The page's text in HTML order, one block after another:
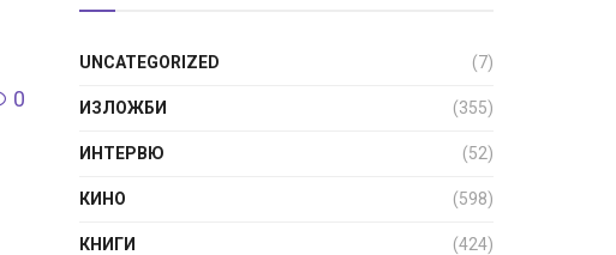
0
UNCATEGORIZED (7)
ИЗЛОЖБИ (355)
ИНТЕРВЮ (52)
КИНО (598)
КНИГИ (424)